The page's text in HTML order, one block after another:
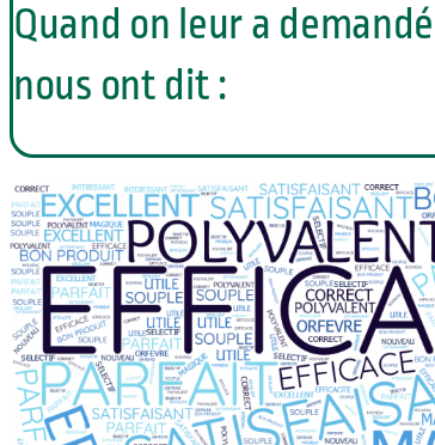
Quand on leur a
nous ont dit :